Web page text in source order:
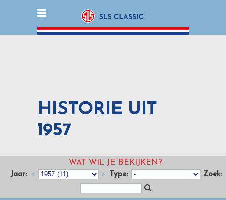
HISTORIE UIT
1957
WAT WIL JE BEKIJKEN?
Jaar: < > Type: Zoek: